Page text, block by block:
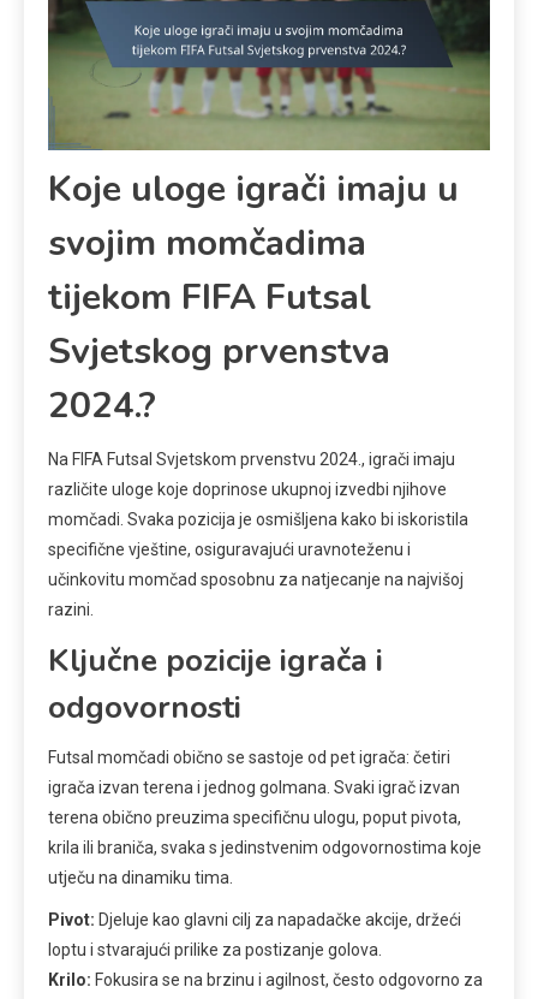
Koje uloge igrači imaju u
svojim momčadima
tijekom FIFA Futsal
Svjetskog prvenstva
2024.?
Na FIFA Futsal Svjetskom prvenstvu 2024., igrači imaju
različite uloge koje doprinose ukupnoj izvedbi njihove
momčadi. Svaka pozicija je osmišljena kako bi iskoristila
specifične vještine, osiguravajući uravnoteženu i
učinkovitu momčad sposobnu za natjecanje na najvišoj
razini.
Ključne pozicije igrača i
odgovornosti
Futsal momčadi obično se sastoje od pet igrača: četiri
igrača izvan terena i jednog golmana. Svaki igrač izvan
terena obično preuzima specifičnu ulogu, poput pivota,
krila ili braniča, svaka s jedinstvenim odgovornostima koje
utječu na dinamiku tima.
Pivot: Djeluje kao glavni cilj za napadačke akcije, držeći
loptu i stvarajući prilike za postizanje golova.
Krilo: Fokusira se na brzinu i agilnost, često odgovorno za